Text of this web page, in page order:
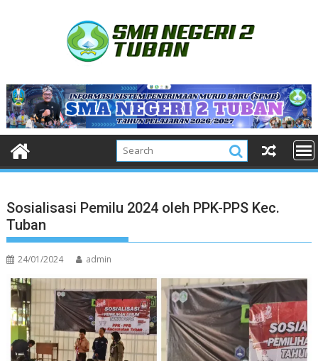
Sosialisasi Pemilu 2024 oleh PPK-PPS Kec.
Tuban
24/01/2024 admin